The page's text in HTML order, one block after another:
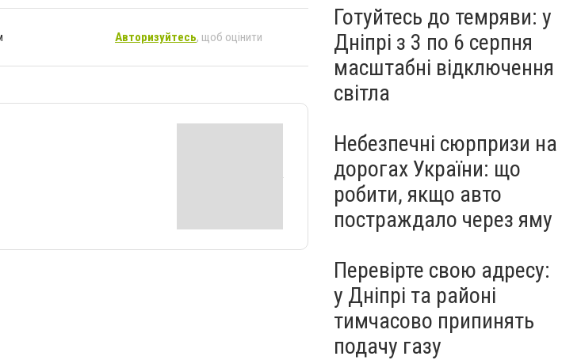
Авторизуйтесь, щоб оцінити
Готуйтесь до темряви: у
Дніпрі з 3 по 6 серпня
масштабні відключення
світла
Небезпечні сюрпризи на
дорогах України: що
робити, якщо авто
постраждало через яму
Перевірте свою адресу:
у Дніпрі та районі
тимчасово припинять
подачу газу